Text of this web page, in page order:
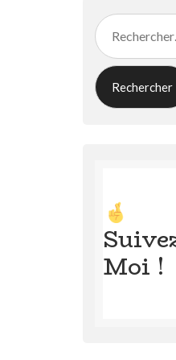
Rechercher :
Moi !